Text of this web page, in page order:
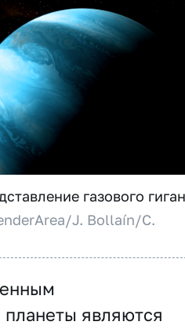
газового
J. Bollaín/C.
являются